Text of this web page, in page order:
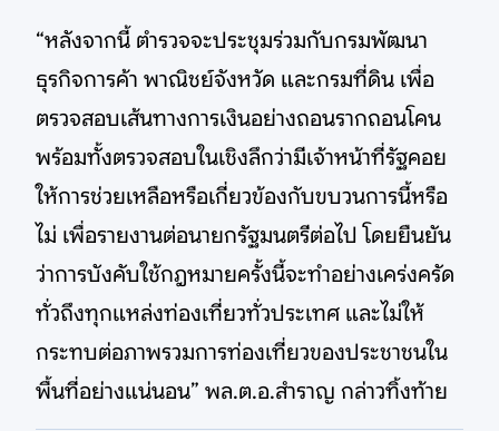
“หลังจากนี้ ตำรวจจะประชุมร่วมกับกรมพัฒนา
ธุรกิจการค้า พาณิชย์จังหวัด และกรมที่ดิน เพื่อ
ตรวจสอบเส้นทางการเงินอย่างถอนรากถอนโคน
พร้อมทั้งตรวจสอบในเชิงลึกว่ามีเจ้าหน้าที่รัฐคอย
ให้การช่วยเหลือหรือเกี่ยวข้องกับขบวนการนี้หรือ
ไม่ เพื่อรายงานต่อนายกรัฐมนตรีต่อไป โดยยืนยัน
ว่าการบังคับใช้กฎหมายครั้งนี้จะทำอย่างเคร่งครัด
ทั่วถึงทุกแหล่งท่องเที่ยวทั่วประเทศ และไม่ให้
กระทบต่อภาพรวมการท่องเที่ยวของประชาชนใน
พื้นที่อย่างแน่นอน” พล.ต.อ.สำราญ กล่าวทิ้งท้าย